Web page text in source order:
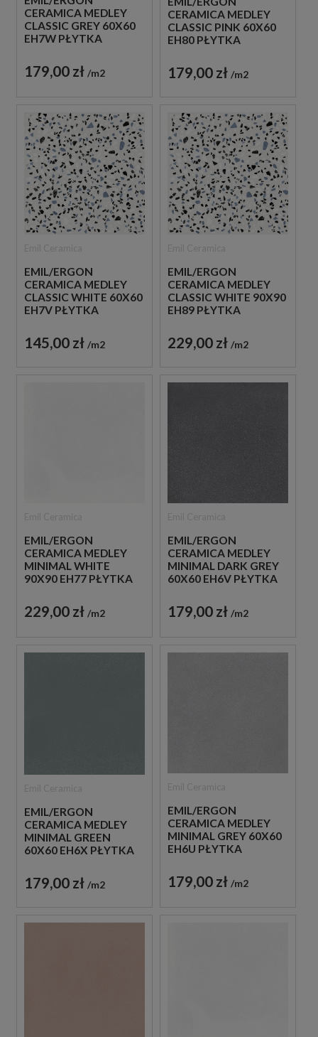
CERAMICA MEDLEY
CLASSIC GREY 60X60
EH7W PŁYTKA
179,00 zł m2
CERAMICA MEDLEY
CLASSIC PINK 60X60
EH80 PŁYTKA
179,00 zł m2
EMIL/ERGON
CERAMICA MEDLEY
CLASSIC WHITE 60X60
EH7V PŁYTKA
145,00 zł m2
EMIL/ERGON
CERAMICA MEDLEY
CLASSIC WHITE 90X90
EH89 PŁYTKA
229,00 zł m2
EMIL/ERGON
CERAMICA MEDLEY
MINIMAL WHITE
90X90 EH77 PŁYTKA
229,00 zł m2
EMIL/ERGON
CERAMICA MEDLEY
MINIMAL DARK GREY
60X60 EH6V PŁYTKA
179,00 zł m2
EMIL/ERGON
CERAMICA MEDLEY
MINIMAL GREEN
60X60 EH6X PŁYTKA
179,00 zł m2
EMIL/ERGON
CERAMICA MEDLEY
MINIMAL GREY 60X60
EH6U PŁYTKA
179,00 zł m2